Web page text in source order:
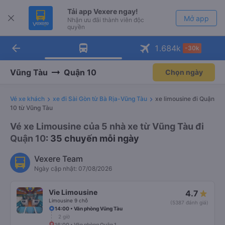
Tải app Vexere ngay!
Nhận ưu đãi thành viên độc
quyền
Mở app
Tải app Vexere
-30k/ghế khi đặt vé máy bay qua
Mở app
arrow_back 1.684k -30k
Vũng Tàu Quận 10 Chọn ngày
Vé xe khách xe đi Sài Gòn từ Bà Rịa-Vũng Tàu
xe limousine đi Quận
10 từ Vũng Tàu
Vé xe Limousine của 5 nhà xe từ Vũng Tàu đi
Quận 10: 35 chuyến mỗi ngày
Vexere Team
Ngày cập nhật: 07/08/2026
Vie Limousine
Limousine 9 chỗ
4.7
(5387 đánh giá)
14:00 • Văn phòng Vũng Tàu
2 giờ